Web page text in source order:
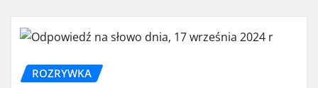
ROZRYWKA